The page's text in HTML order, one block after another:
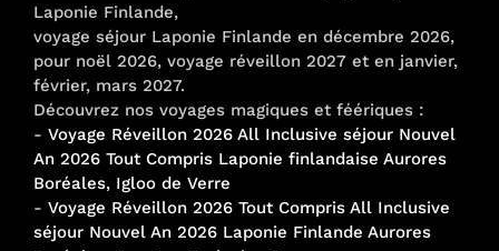
Laponie Finlande,
voyage séjour Laponie Finlande en décembre 2026,
pour noël 2026, voyage réveillon 2027 et en janvier,
février, mars 2027.
Découvrez nos voyages magiques et féériques :
- Voyage Réveillon 2026 All Inclusive séjour Nouvel
An 2026 Tout Compris Laponie finlandaise Aurores
Boréales, Igloo de Verre
- Voyage Réveillon 2026 Tout Compris All Inclusive
séjour Nouvel An 2026 Laponie Finlande Aurores